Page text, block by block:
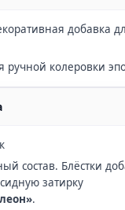
добавка
ручной колеровки
состав. Блёстки
затирку
.